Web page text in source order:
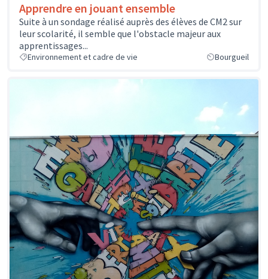
Apprendre en jouant ensemble
Suite à un sondage réalisé auprès des élèves de CM2 sur
leur scolarité, il semble que l'obstacle majeur aux
apprentissages...
Environnement et cadre de vie Bourgueil